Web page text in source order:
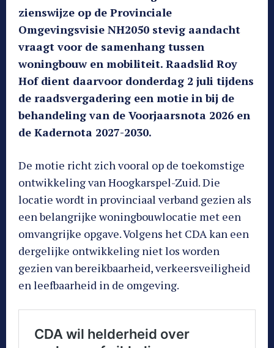
zienswijze op de Provinciale
Omgevingsvisie NH2050 stevig aandacht
vraagt voor de samenhang tussen
woningbouw en mobiliteit. Raadslid Roy
Hof dient daarvoor donderdag 2 juli tijdens
de raadsvergadering een motie in bij de
behandeling van de Voorjaarsnota 2026 en
de Kadernota 2027-2030.
De motie richt zich vooral op de toekomstige
ontwikkeling van Hoogkarspel-Zuid. Die
locatie wordt in provinciaal verband gezien als
een belangrijke woningbouwlocatie met een
omvangrijke opgave. Volgens het CDA kan een
dergelijke ontwikkeling niet los worden
gezien van bereikbaarheid, verkeersveiligheid
en leefbaarheid in de omgeving.